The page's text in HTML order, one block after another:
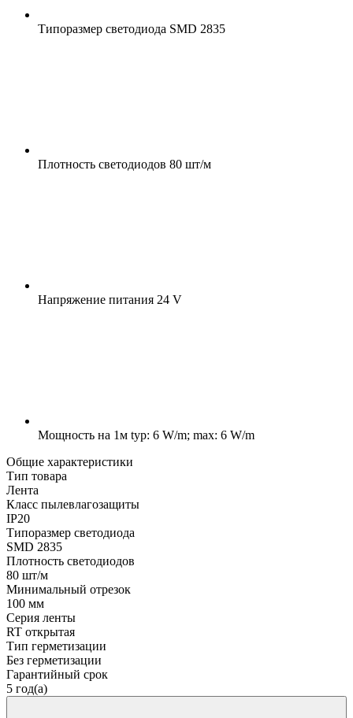
Типоразмер светодиода SMD 2835
Плотность светодиодов 80 шт/м
Напряжение питания 24 V
Мощность на 1м typ: 6 W/m; max: 6 W/m
Общие характеристики
Тип товара
Лента
Класс пылевлагозащиты
IP20
Типоразмер светодиода
SMD 2835
Плотность светодиодов
80 шт/м
Минимальный отрезок
100 мм
Серия ленты
RT открытая
Тип герметизации
Без герметизации
Гарантийный срок
5 год(а)